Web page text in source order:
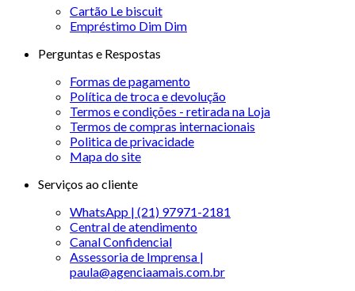
Cartão Le biscuit
Empréstimo Dim Dim
Perguntas e Respostas
Formas de pagamento
Política de troca e devolução
Termos e condições - retirada na Loja
Termos de compras internacionais
Politica de privacidade
Mapa do site
Serviços ao cliente
WhatsApp | (21) 97971-2181
Central de atendimento
Canal Confidencial
Assessoria de Imprensa |
paula@agenciaamais.com.br